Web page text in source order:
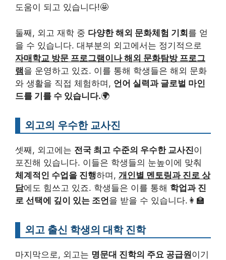
도움이 되고 있습니다!🤩
둘째, 외고 재학 중 다양한 해외 문화체험 기회를 얻
을 수 있습니다. 대부분의 외고에서는 정기적으로
자매학교 방문 프로그램이나 해외 문화탐방 프로그
램을 운영하고 있죠. 이를 통해 학생들은 해외 문화
와 생활을 직접 체험하며, 언어 실력과 글로벌 마인
드를 기를 수 있습니다.🌍
외고의 우수한 교사진
셋째, 외고에는 전국 최고 수준의 우수한 교사진이
포진해 있습니다. 이들은 학생들의 눈높이에 맞춰
체계적인 수업을 진행하며, 개인별 멘토링과 진로 상
담에도 힘쓰고 있죠. 학생들은 이를 통해 학업과 진
로 선택에 깊이 있는 조언을 받을 수 있습니다.👩‍🏫
외고 출신 학생의 대학 진학
마지막으로, 외고는 명문대 진학의 주요 공급원이기